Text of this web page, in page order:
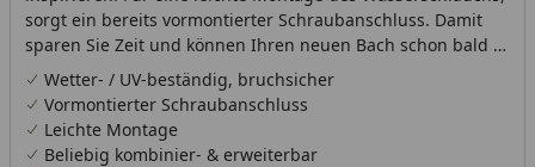
sorgt ein bereits vormontierter Schraubanschluss. Damit
sparen Sie Zeit und können Ihren neuen Bach schon bald in
seiner Pracht genießen.Maße (L x B x H): 73 x 53 x 7
cmFarbe: Felsgrau*Schlauchtülle nicht enthalten
Wetter- / UV-beständig, bruchsicher
Vormontierter Schraubanschluss
Leichte Montage
Beliebig kombinier- & erweiterbar